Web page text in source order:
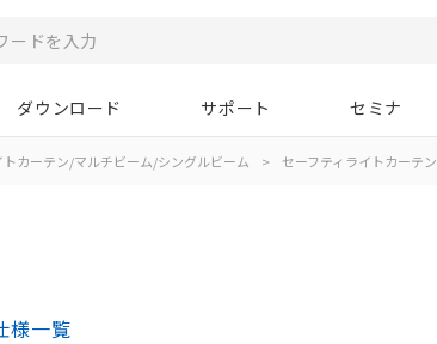
ダウンロード サポート セミナ
トカーテン/マルチビーム/シングルビーム > セーフティライトカーテン
様一覧